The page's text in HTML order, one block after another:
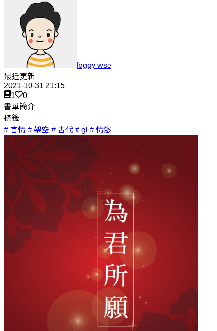
foggy wse
最近更新
2021-10-31 21:15
1
0
書單簡介
標籤
# 言情 # 架空 # 古代 # gl # 情慾